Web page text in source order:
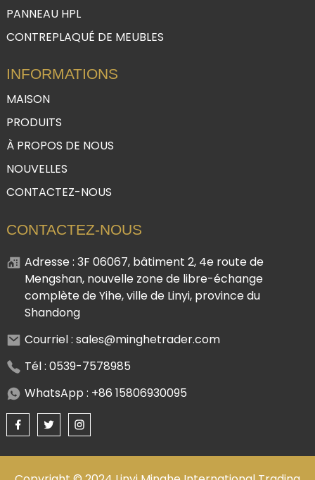
PANNEAU HPL
CONTREPLAQUÉ DE MEUBLES
INFORMATIONS
MAISON
PRODUITS
À PROPOS DE NOUS
NOUVELLES
CONTACTEZ-NOUS
CONTACTEZ-NOUS
Adresse : 3F 06067, bâtiment 2, 4e route de
Mengshan, nouvelle zone de libre-échange
complète de Yihe, ville de Linyi, province du
Shandong
Courriel : sales@minghetrader.com
Tél : 0539-7578985
WhatsApp : +86 15806930095